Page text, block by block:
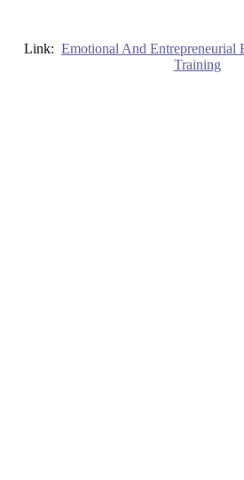
Link: Emotional And Entrepreneurial
Training